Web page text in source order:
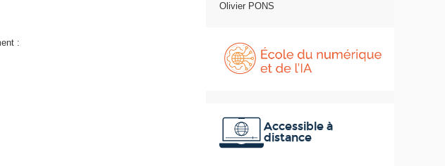
:
Olivier PONS
Accessible à
distance